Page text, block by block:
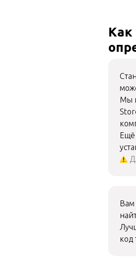
Как
Мы
Ещё
Вам
код